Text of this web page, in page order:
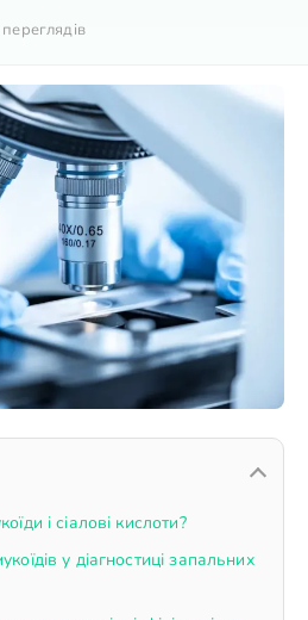
і сіалові кислоти?
у діагностиці запальних